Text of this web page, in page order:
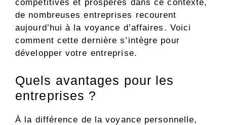
compétitives et prospères dans ce contexte,
de nombreuses entreprises recourent
aujourd’hui à la voyance d’affaires. Voici
comment cette dernière s’intègre pour
développer votre entreprise.
Quels avantages pour les
entreprises ?
À la différence de la voyance personnelle,